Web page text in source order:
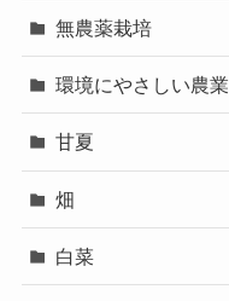
無農薬栽培
環境にやさしい農業
甘夏
畑
白菜